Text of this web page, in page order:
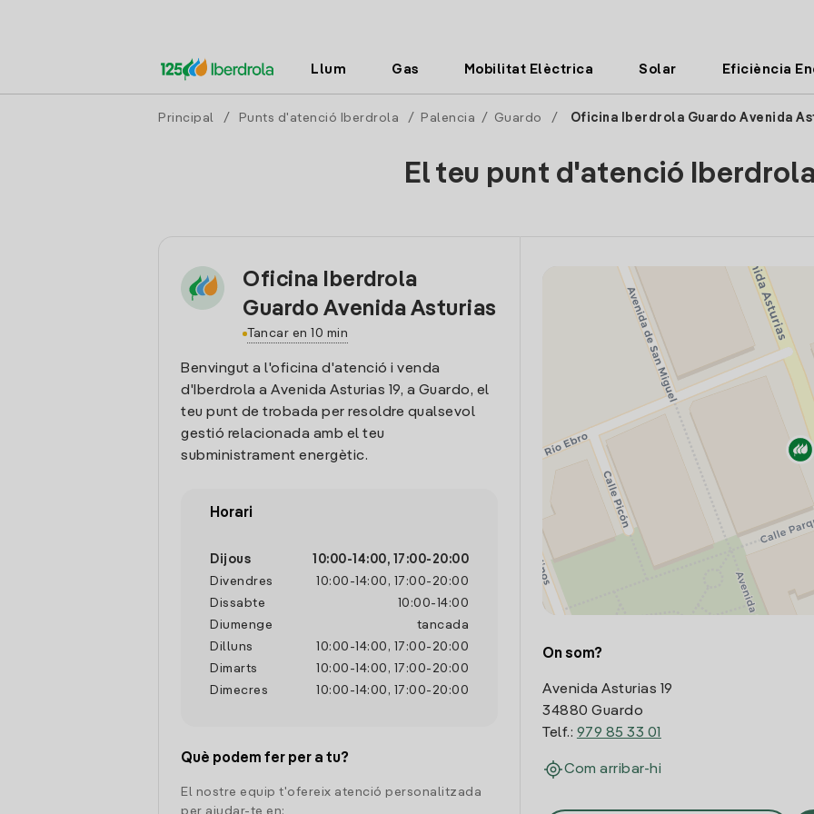
Llum Gas Mobilitat Elèctrica Solar Eficiència
Principal / Punts d'atenció Iberdrola / Palencia / Guardo / Oficina Iberdrola Guardo Avenida
El teu punt d'atenció
Oficina Iberdrola
Guardo Avenida Asturias
Tancar en 10 min
Benvingut a l'oficina d'atenció i venda
d'Iberdrola a Avenida Asturias 19, a Guardo, el
teu punt de trobada per resoldre qualsevol
gestió relacionada amb el teu
subministrament energètic.
Horari
Dijous 10:00- 14:00, 17:00- 20:00
Divendres
10:00 - 14:00 , 17:00- 20:00
Dissabte
10:00- 14:00
Diumenge
tancada
Dilluns
10:00 - 14:00 , 17:00- 20:00
Dimarts
10:00 - 14:00 , 17:00- 20:00
Dimecres
10:00 - 14:00 , 17:00- 20:00
Què podem fer per a tu?
El nostre equip t'ofereix atenció personalitzada
per ajudar-te en:
On som?
Avenida Asturias 19
34880 Guardo
Telf.: 979 85 33 01
Com arribar-hi